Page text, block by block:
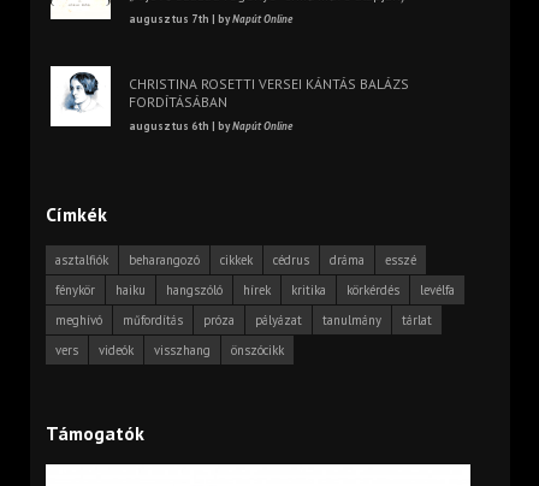
augusztus 7th | byNapút Online
CHRISTINA ROSETTI VERSEI KÁNTÁS BALÁZS
FORDÍTÁSÁBAN
augusztus 6th | byNapút Online
Címkék
asztalfiók beharangozó cikkek cédrus dráma
esszé
fénykör
haiku hangszóló hírek kritika körkérdés
levélfa
meghívó
műfordítás próza pályázat tanulmány
tárlat
vers
videók visszhang önszócikk
Támogatók